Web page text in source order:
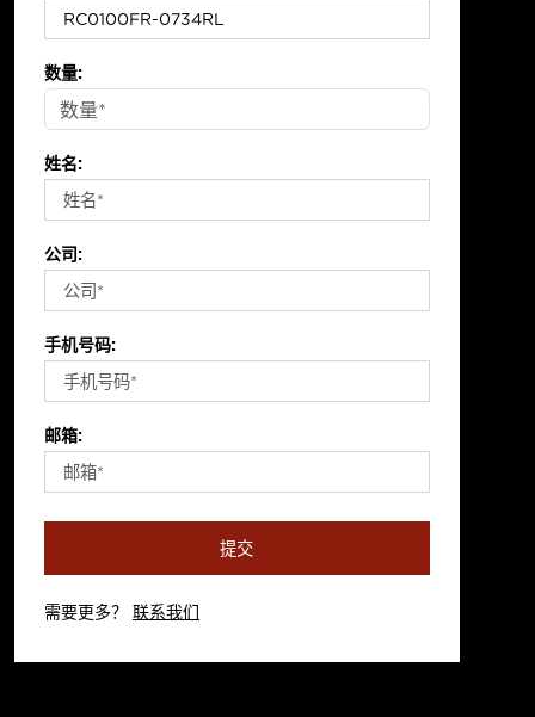
数量:
姓名:
公司:
手机号码:
邮箱:
提交
需要更多？ 联系我们